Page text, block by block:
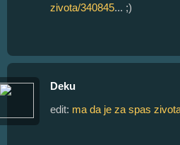
zivota/340845... ;)
Deku
edit: ma da je za spas